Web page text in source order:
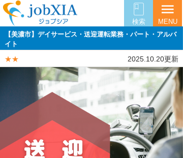
検索
menu
MENU
【美濃市】デイサービス・送迎運転業務・パート・アルバ
イト
★★ 2025.10.20更新